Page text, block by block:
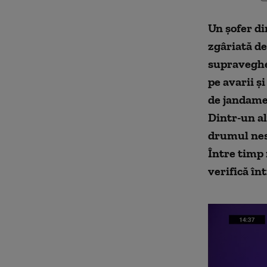
Un șofer
zgâriată
pe avarii și
de
Dintr-un
drumul
Între timp
verifică